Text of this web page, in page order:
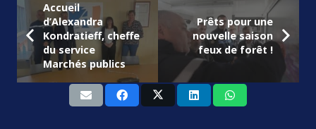
Accueil
d’Alexandra
Kondratieff, cheffe
du service
Marchés publics
Prêts pour une
nouvelle saison
feux de forêt !